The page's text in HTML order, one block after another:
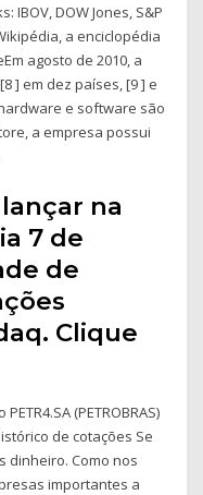
IBOV, DOW Jones, S&P
a enciclopédia
agosto de 2010, a
] em dez países, [9 ] e
e software são
a empresa possui
na
7 de
de
Clique
(PETROBRAS)
de cotações Se
dinheiro. Como nos
importantes a